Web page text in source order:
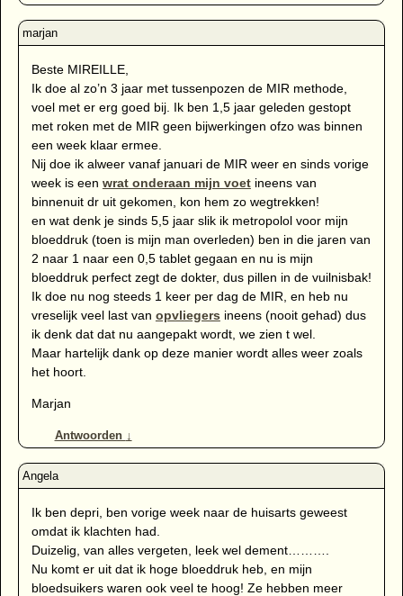
Beste MIREILLE,
Ik doe al zo’n 3 jaar met tussenpozen de MIR methode,
voel met er erg goed bij. Ik ben 1,5 jaar geleden gestopt
met roken met de MIR geen bijwerkingen ofzo was binnen
een week klaar ermee.
Nij doe ik alweer vanaf januari de MIR weer en sinds vorige
week is een wrat onderaan mijn voetineens van
binnenuit dr uit gekomen, kon hem zo wegtrekken!
en wat denk je sinds 5,5 jaar slik ik metropolol voor mijn
bloeddruk (toen is mijn man overleden) ben in die jaren van
2 naar 1 naar een 0,5 tablet gegaan en nu is mijn
bloeddruk perfect zegt de dokter, dus pillen in de vuilnisbak!
Ik doe nu nog steeds 1 keer per dag de MIR, en heb nu
vreselijk veel last van opvliegers ineens (nooit gehad) dus
ik denk dat dat nu aangepakt wordt, we zien t wel.
Maar hartelijk dank op deze manier wordt alles weer zoals
het hoort.
Marjan
Antwoorden ↓
Ik ben depri, ben vorige week naar de huisarts geweest
omdat ik klachten had.
Duizelig, van alles vergeten, leek wel dement……….
Nu komt er uit dat ik hoge bloeddruk heb, en mijn
bloedsuikers waren ook veel te hoog! Ze hebben meer